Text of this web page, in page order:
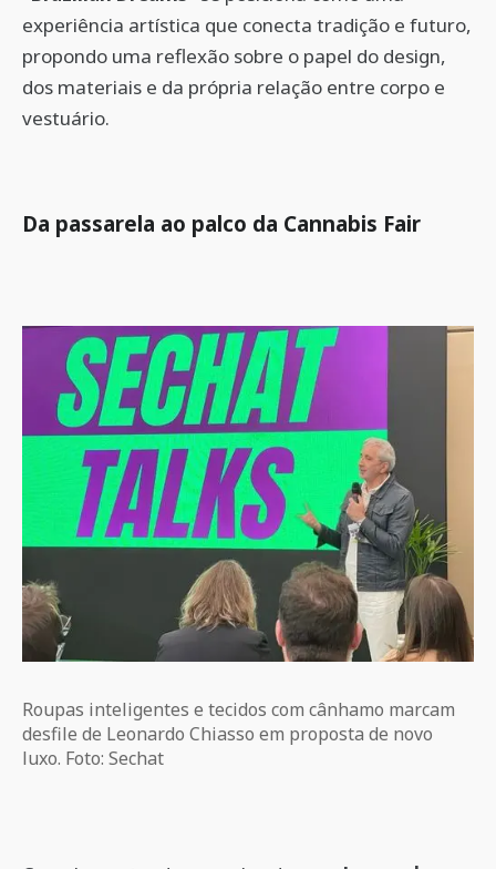
experiência artística que conecta tradição e futuro,
propondo uma reflexão sobre o papel do design,
dos materiais e da própria relação entre corpo e
vestuário.
Da passarela ao palco da Cannabis Fair
Roupas inteligentes e tecidos com cânhamo marcam
desfile de Leonardo Chiasso em proposta de novo
luxo. Foto: Sechat